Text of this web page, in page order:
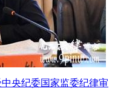
央纪委国家监委纪律审